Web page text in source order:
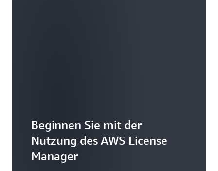
Beginnen Sie mit der
Nutzung des AWS License
Manager